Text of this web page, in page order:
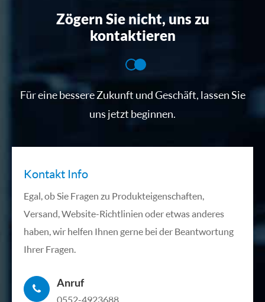
Zögern Sie nicht, uns zu
kontaktieren
Für eine bessere Zukunft und Geschäft, lassen Sie
uns jetzt beginnen.
Kontakt Info
Egal, ob Sie Fragen zu Produkteigenschaften,
Versand, Website-Richtlinien oder etwas anderes
haben, wir helfen Ihnen gerne bei der Beantwortung
Ihrer Fragen.
Anruf
0552-4923688